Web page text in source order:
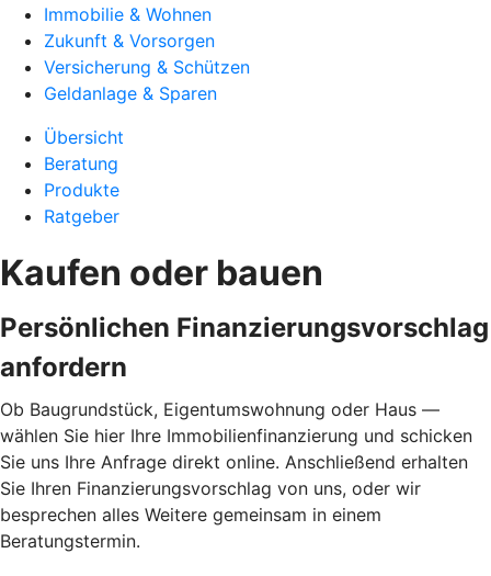
Immobilie & Wohnen
Zukunft & Vorsorgen
Versicherung & Schützen
Geldanlage & Sparen
Übersicht
Beratung
Produkte
Ratgeber
Kaufen oder bauen
Persönlichen Finanzierungsvorschlag
anfordern
Ob Baugrundstück, Eigentumswohnung oder Haus —
wählen Sie hier Ihre Immobilienfinanzierung und schicken
Sie uns Ihre Anfrage direkt online. Anschließend erhalten
Sie Ihren Finanzierungsvorschlag von uns, oder wir
besprechen alles Weitere gemeinsam in einem
Beratungstermin.